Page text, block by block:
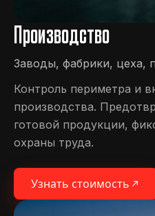
Производство
Заводы, фабрики, цеха,
Контроль периметра и
производства.
готовой продукции,
охраны труда.
Узнать стоимость